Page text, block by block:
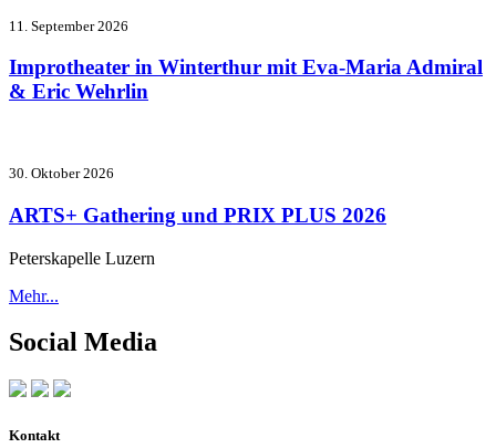
11. September 2026
Improtheater in Winterthur mit Eva-Maria Admiral
& Eric Wehrlin
30. Oktober 2026
ARTS+ Gathering und PRIX PLUS 2026
Peterskapelle Luzern
Mehr...
Social Media
Kontakt